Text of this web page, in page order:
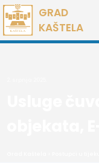
Preskoči
na
sadržaj
GRAD
KAŠTELA